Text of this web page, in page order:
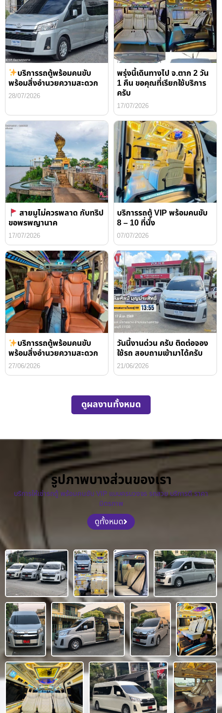
บริการรถตู้พร้อมคนขับ
พร้อมสิ่งอำนวยความสะดวก
28/07/2026
พรุ่งนี้เดินทางไป จ.ตาก 2 วัน
1 คืน ขอคุณที่เรียกใช้บริการ
ครับ
17/07/2026
สายมูไม่ควรพลาด กับทริป
ขอพรพญานาค
17/07/2026
บริการรถตู้ VIP พร้อมคนขับ
8 – 10 ที่นั่ง
07/07/2026
บริการรถตู้พร้อมคนขับ
พร้อมสิ่งอำนวยความสะดวก
27/06/2026
วันนี้งานด่วน ครับ ติดต่อจอง
ใช้รถ สอบถามเข้ามาได้ครับ
21/06/2026
ดูผลงานทั้งหมด
รูปภาพบางส่วนของเรา
บริการให้เช่ารถตู้ พร้อมคนขับ VIP แบบครบวงจร รถสวย บริการดี ราคา
มิตรภาพ
ดูทั้งหมด